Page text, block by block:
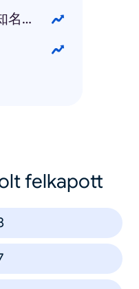
Susan Boyle (參加知名選秀節目 Britain's Got Talent)
felkapott